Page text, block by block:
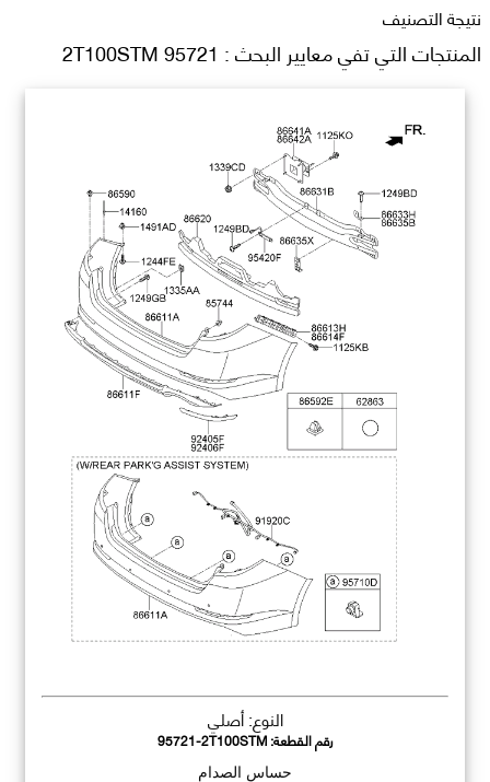
نتيجة التصنيف
المنتجات التي تفي معايير البحث : 95721 2T100STM
النوع: أصلي
رقم القطعة:95721-2T100STM
حساس الصدام